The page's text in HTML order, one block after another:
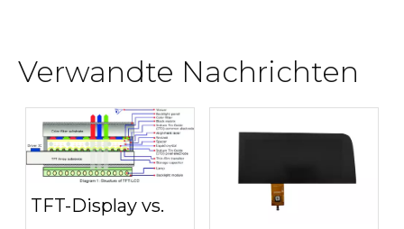
Verwandte Nachrichten
TFT-Display vs.